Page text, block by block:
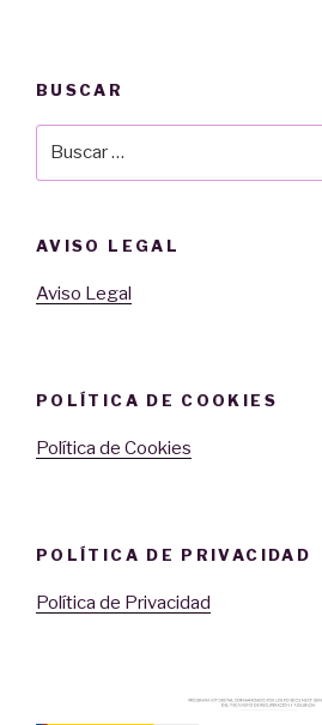
BUSCAR
AVISO LEGAL
Aviso Legal
POLÍTICA DE COOKIES
Política de Cookies
POLÍTICA DE PRIVACIDAD
Política de Privacidad